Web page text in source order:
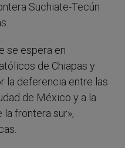
Suchiate-Tecún
se espera en
de Chiapas y
la deferencia entre las
de México y a la
la frontera sur»,